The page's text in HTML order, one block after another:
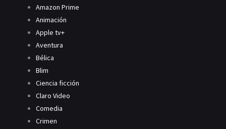
Amazon Prime
Animación
Apple tv+
Aventura
Bélica
Blim
Ciencia ficción
Claro Video
Comedia
Crimen